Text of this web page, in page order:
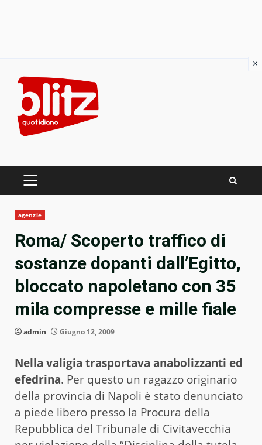
content
PRIMARY
agenzie
Roma/ Scoperto traffico di
sostanze dopanti dall’Egitto,
bloccato napoletano con 35
mila compresse e mille fiale
admin Giugno 12, 2009
Nella valigia trasportava anabolizzanti ed
efedrina. Per questo un ragazzo originario
della provincia di Napoli è stato denunciato
a piede libero presso la Procura della
Repubblica del Tribunale di Civitavecchia
×